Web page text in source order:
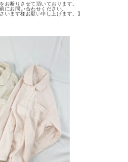
お断りさせて頂いております。
にお問い合わせください。
います様お願い申し上げます。】